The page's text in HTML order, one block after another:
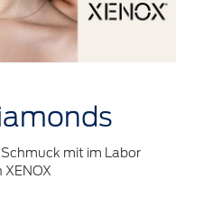
mit im Labor